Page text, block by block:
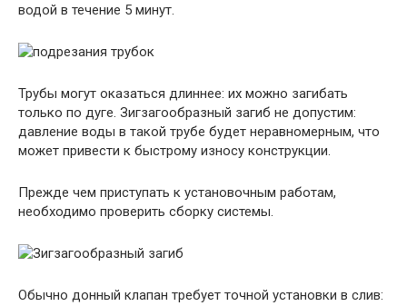
водой в течение 5 минут.
Трубы могут оказаться длиннее: их можно загибать
только по дуге. Зигзагообразный загиб не допустим:
давление воды в такой трубе будет неравномерным, что
может привести к быстрому износу конструкции.
Прежде чем приступать к установочным работам,
необходимо проверить сборку системы.
Обычно донный клапан требует точной установки в слив: